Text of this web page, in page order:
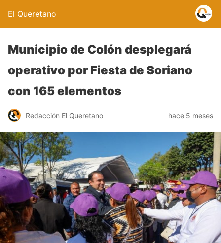
El Queretano
Municipio de Colón desplegará
operativo por Fiesta de Soriano
con 165 elementos
Redacción El Queretano hace 5 meses